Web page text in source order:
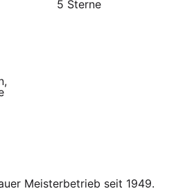
5 Sterne
Meisterbetrieb seit 1949.